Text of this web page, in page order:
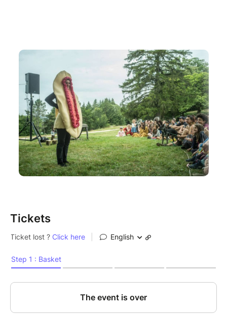
parole des femmes, des hommes et des engendré·e·s.
Dans ce quatrième et ultime volet, on quitte le
théâtre documentaire. Entre aveu d’impuissance à
trouver des réponses satisfaisantes, tentative de dire
caca boudin à l’injonction sociale, rêverie et fête
cauchemardesque, Charlotte et Raphaëlle entrent ici
en territoire inconnu et partent dans les prairies
cosmiques de leur inconscient, à la recherche de leur
parole intime à propos de la parentalité.
Tout public à partir de 10 ans
Tickets